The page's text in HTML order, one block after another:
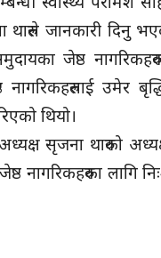
थारुले जानकारी दिनु
जेष्ठ
उमेर
थियो।
सृजना थारुको
नागरिकहरुका